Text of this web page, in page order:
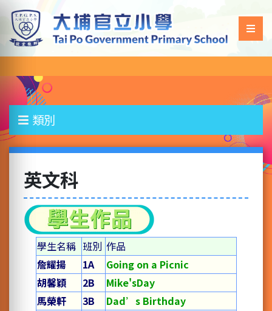
類別
英文科
學生名稱 班別 作品
詹耀揚
1A
Going on a Picnic
胡馨穎
2B
Mike'sDay
馬榮軒
3B
Dad’s Birthday